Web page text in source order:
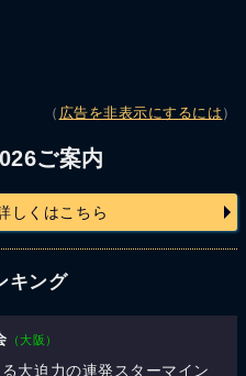
（ 広告を非表示にするには ）
ご案内
しくはこちら
キング
（大阪）
大迫力の連発スターマイン